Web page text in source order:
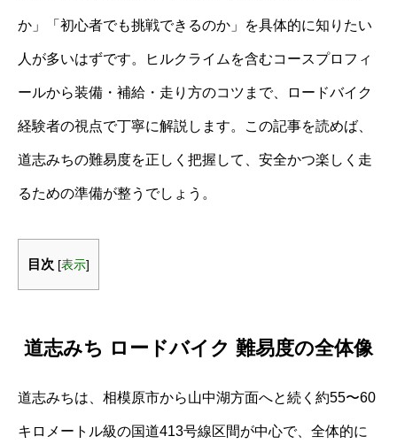
か」「初心者でも挑戦できるのか」を具体的に知りたい
人が多いはずです。ヒルクライムを含むコースプロフィ
ールから装備・補給・走り方のコツまで、ロードバイク
経験者の視点で丁寧に解説します。この記事を読めば、
道志みちの難易度を正しく把握して、安全かつ楽しく走
るための準備が整うでしょう。
目次 [表示]
道志みち ロードバイク 難易度の全体像
道志みちは、相模原市から山中湖方面へと続く約55〜60
キロメートル級の国道413号線区間が中心で、全体的に